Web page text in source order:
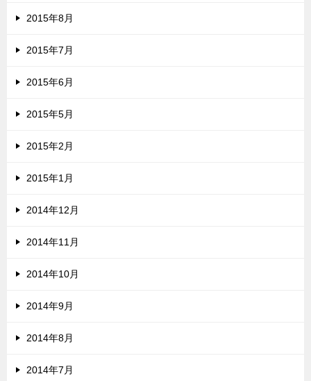
2015年8月
2015年7月
2015年6月
2015年5月
2015年2月
2015年1月
2014年12月
2014年11月
2014年10月
2014年9月
2014年8月
2014年7月